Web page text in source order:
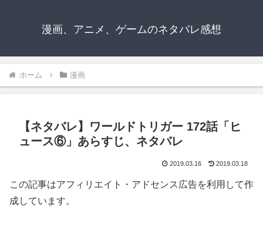
漫画、アニメ、ゲームのネタバレ感想
ホーム 漫画
【ネタバレ】ワールドトリガー 172話「ヒ
ュース⑥」あらすじ、ネタバレ
2019.03.16 2019.03.18
この記事はアフィリエイト・アドセンス広告を利用して作
成しています。